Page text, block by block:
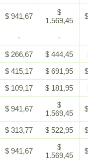
$ 941,67
$
1.569,45
-
-
$ 266,67 $ 444,45
$ 415,17 $ 691,95
$ 109,17 $ 181,95
$ 941,67
$
1.569,45
$ 313,77 $ 522,95
$ 941,67
$
1.569,45